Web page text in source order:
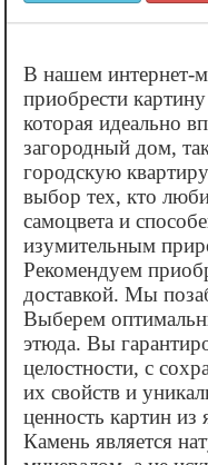
В нашем интернет-
приобрести
которая идеально
загородный дом,
городскую
выбор тех, кто
самоцвета и
изумительным
Рекомендуем
доставкой. Мы
Выберем
этюда. Вы
целостности, с
их свойств и
ценность картин из
Камень является